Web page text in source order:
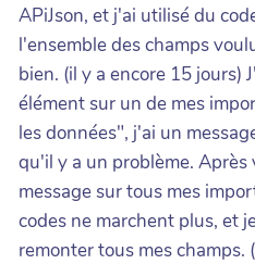
APiJson, et j'ai utilisé du
l'ensemble des champs
bien. (il y a encore 15 jours)
élément sur un de mes
les données", j'ai un
qu'il y a un problème.
message sur tous mes
codes ne marchent plus, et
remonter tous mes champs.